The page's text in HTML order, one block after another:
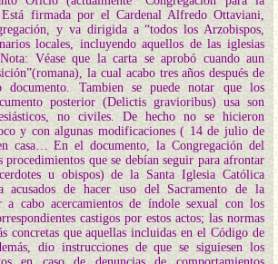
firmada por el Cardenal Alfredo Ottaviani,
y va dirigida a “todos los Arzobispos,
locales, incluyendo aquellos de las iglesias
Véase que la carta se aprobó cuando aun
la cual acabo tres años después de
Tambien se puede notar que los
posterior (Delictis gravioribus) usa son
no civiles. De hecho no se hicieron
y con algunas modificaciones ( 14 de julio de
casa… En el documento, la Congregación del
que se debían seguir para afrontar
u obispos) de la Santa Iglesia Católica
acusados de hacer uso del Sacramento de la
a cabo acercamientos de índole sexual con los
castigos por estos actos; las normas
concretas que aquellas incluidas en el Código de
dio instrucciones de que se siguiesen los